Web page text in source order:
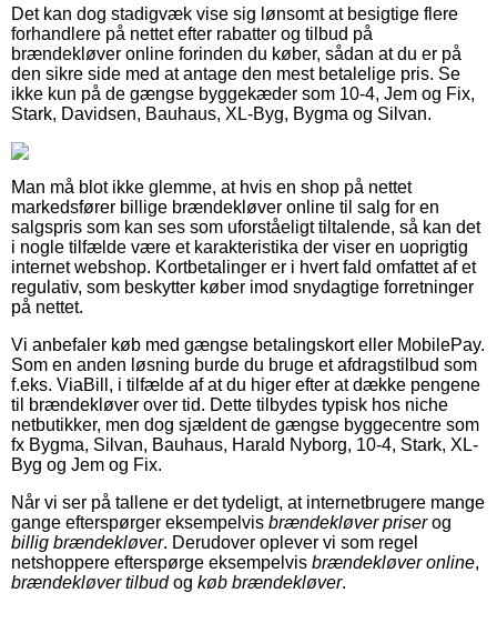
Det kan dog stadigvæk vise sig lønsomt at besigtige flere
forhandlere på nettet efter rabatter og tilbud på
brændekløver online forinden du køber, sådan at du er på
den sikre side med at antage den mest betalelige pris. Se
ikke kun på de gængse byggekæder som 10-4, Jem og Fix,
Stark, Davidsen, Bauhaus, XL-Byg, Bygma og Silvan.
Man må blot ikke glemme, at hvis en shop på nettet
markedsfører billige brændekløver online til salg for en
salgspris som kan ses som uforståeligt tiltalende, så kan det
i nogle tilfælde være et karakteristika der viser en uoprigtig
internet webshop. Kortbetalinger er i hvert fald omfattet af et
regulativ, som beskytter køber imod snydagtige forretninger
på nettet.
Vi anbefaler køb med gængse betalingskort eller MobilePay.
Som en anden løsning burde du bruge et afdragstilbud som
f.eks. ViaBill, i tilfælde af at du higer efter at dække pengene
til brændekløver over tid. Dette tilbydes typisk hos niche
netbutikker, men dog sjældent de gængse byggecentre som
fx Bygma, Silvan, Bauhaus, Harald Nyborg, 10-4, Stark, XL-
Byg og Jem og Fix.
Når vi ser på tallene er det tydeligt, at internetbrugere mange
gange efterspørger eksempelvis brændekløver priserog
billig brændekløver. Derudover oplever vi som regel
netshoppere efterspørge eksempelvis brændekløver online,
brændekløver tilbudog køb brændekløver.